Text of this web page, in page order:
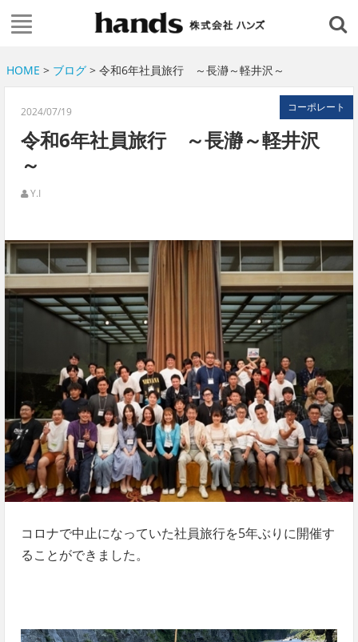
HOME > ブログ> 令和6年社員旅行 ～長瀞～軽井沢～
コーポレート
2024/07/19
令和6年社員旅行 ～長瀞～軽井沢
～
Y.I
コロナで中止になっていた社員旅行を5年ぶりに開催す
ることができました。